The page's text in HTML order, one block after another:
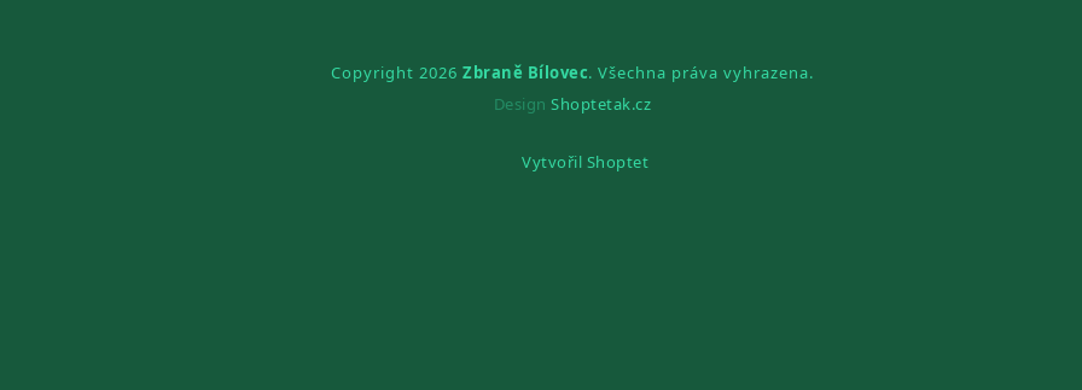
Copyright 2026 Zbraně Bílovec. Všechna práva vyhrazena.
DesignShoptetak.cz
Vytvořil Shoptet